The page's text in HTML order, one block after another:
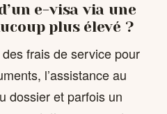
e-visa via une
plus élevé ?
frais de service pour
l’assistance au
dossier et parfois un